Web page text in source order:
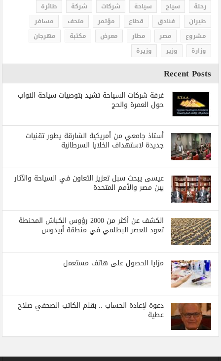
رحلة
سياح سياحة شركات شركة
طائرة
طيران
فنادق قطاع مؤتمر متحف
مسافر
مشروع
مصر مطار معرض مكتبة
مهرجان
وزارة
وزير وزيرة
Recent Posts
غرفة شركات السياحة تشيد بتوصيات سياحة النواب
حول العمرة والحج
أستاذ جامعي من أمريكية الشارقة يطور تقنيات
جديدة لاستهداف الخلايا السرطانية
عيسى يبحث سبل تعزيز التعاون في السياحة والآثار
بين مصر والأمم المتحدة
الكشف عن أكثر من 2000 رؤوس الكباش المحنطة
تعود للعصر البطلمي في منطقة أبيدوس
مزايا الحصول على هاتف مستعمل
دعوة لإعادة الحساب .. بقلم الكاتب الصحفي صلاح
عطية